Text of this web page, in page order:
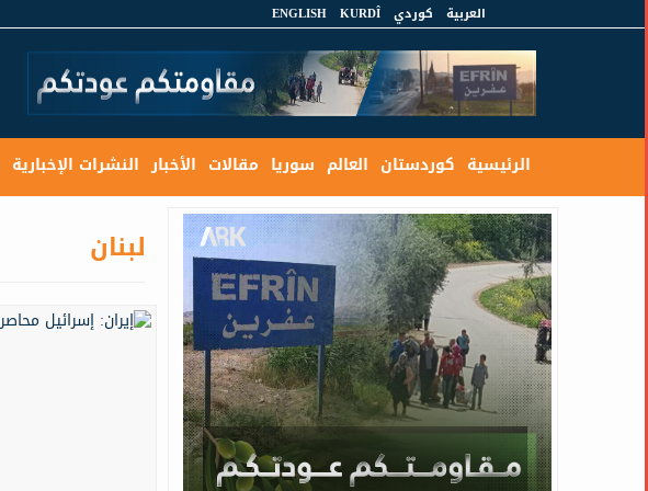
العربية كوردي KURDÎ
ENGLISH
الرئيسية كوردستان العالم سوريا مقالات الأخبار النشرات الإخبارية
لبنان